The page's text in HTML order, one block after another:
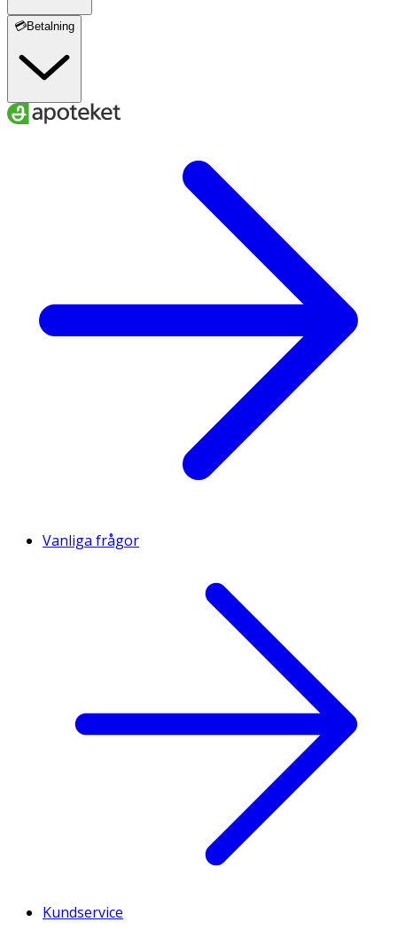
💳Betalning
Vanliga frågor
Kundservice